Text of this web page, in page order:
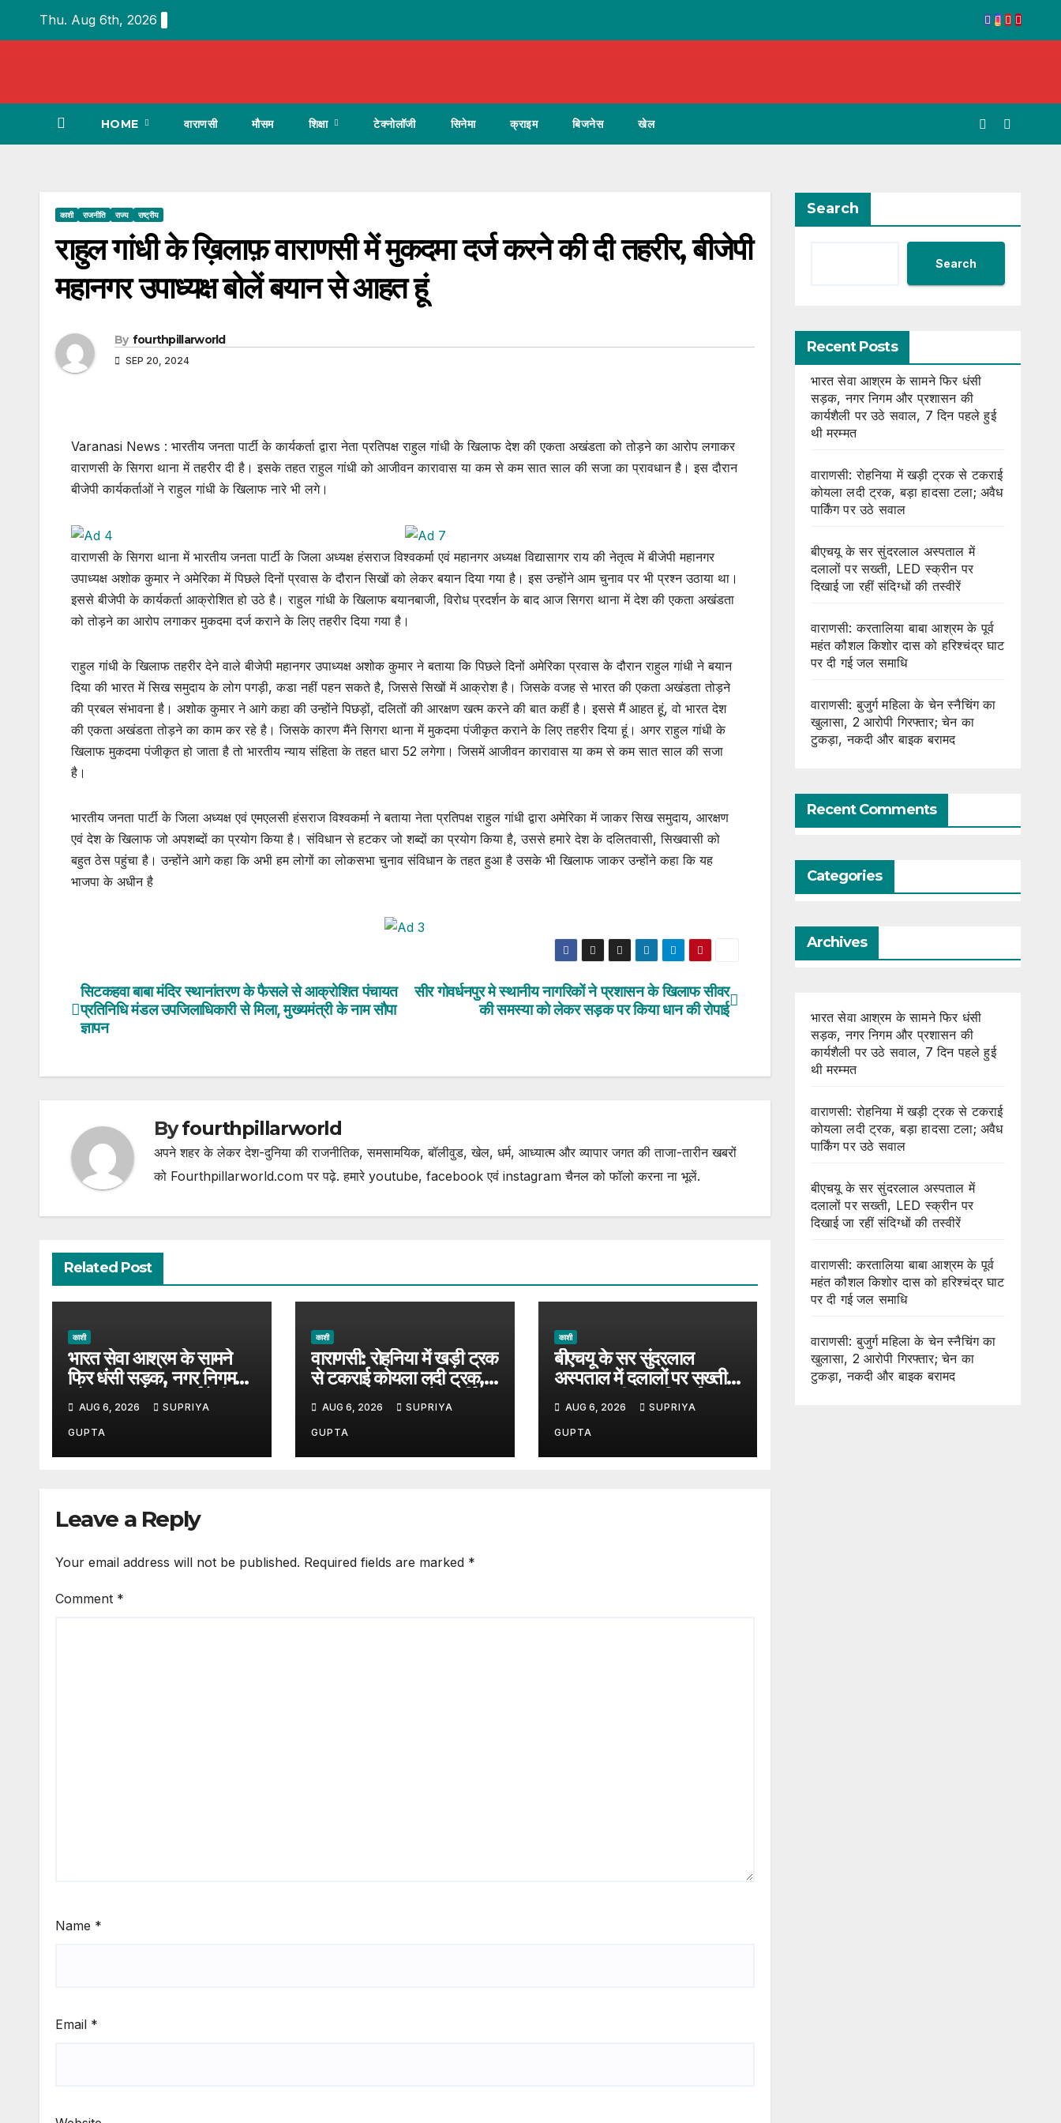
Thu. Aug 6th, 2026
HOME वाराणसी मौसम शिक्षा टेक्नोलॉजी सिनेमा क्राइम बिजनेस खेल
काशी राजनीति राज्य राष्ट्रीय
राहुल गांधी के ख़िलाफ़ वाराणसी में मुकदमा दर्ज करने की दी तहरीर, बीजेपी
महानगर उपाध्यक्ष बोलें बयान से आहत हूं
By fourthpillarworld
SEP 20, 2024
Varanasi News : भारतीय जनता पार्टी के कार्यकर्ता द्वारा नेता प्रतिपक्ष राहुल गांधी के खिलाफ देश की एकता अखंडता को तोड़ने का आरोप लगाकर
वाराणसी के सिगरा थाना में तहरीर दी है। इसके तहत राहुल गांधी को आजीवन कारावास या कम से कम सात साल की सजा का प्रावधान है। इस दौरान
बीजेपी कार्यकर्ताओं ने राहुल गांधी के खिलाफ नारे भी लगे।
वाराणसी के सिगरा थाना में भारतीय जनता पार्टी के जिला अध्यक्ष हंसराज विश्वकर्मा एवं महानगर अध्यक्ष विद्यासागर राय की नेतृत्व में बीजेपी महानगर
उपाध्यक्ष अशोक कुमार ने अमेरिका में पिछले दिनों प्रवास के दौरान सिखों को लेकर बयान दिया गया है। इस उन्होंने आम चुनाव पर भी प्रश्न उठाया था।
इससे बीजेपी के कार्यकर्ता आक्रोशित हो उठे है। राहुल गांधी के खिलाफ बयानबाजी, विरोध प्रदर्शन के बाद आज सिगरा थाना में देश की एकता अखंडता
को तोड़ने का आरोप लगाकर मुकदमा दर्ज कराने के लिए तहरीर दिया गया है।
राहुल गांधी के खिलाफ तहरीर देने वाले बीजेपी महानगर उपाध्यक्ष अशोक कुमार ने बताया कि पिछले दिनों अमेरिका प्रवास के दौरान राहुल गांधी ने बयान
दिया की भारत में सिख समुदाय के लोग पगड़ी, कडा नहीं पहन सकते है, जिससे सिखों में आक्रोश है। जिसके वजह से भारत की एकता अखंडता तोड़ने
की प्रबल संभावना है। अशोक कुमार ने आगे कहा की उन्होंने पिछड़ों, दलितों की आरक्षण खत्म करने की बात कहीं है। इससे मैं आहत हूं, वो भारत देश
की एकता अखंडता तोड़ने का काम कर रहे है। जिसके कारण मैंने सिगरा थाना में मुकदमा पंजीकृत कराने के लिए तहरीर दिया हूं। अगर राहुल गांधी के
खिलाफ मुकदमा पंजीकृत हो जाता है तो भारतीय न्याय संहिता के तहत धारा 52 लगेगा। जिसमें आजीवन कारावास या कम से कम सात साल की सजा
है।
भारतीय जनता पार्टी के जिला अध्यक्ष एवं एमएलसी हंसराज विश्वकर्मा ने बताया नेता प्रतिपक्ष राहुल गांधी द्वारा अमेरिका में जाकर सिख समुदाय, आरक्षण
एवं देश के खिलाफ जो अपशब्दों का प्रयोग किया है। संविधान से हटकर जो शब्दों का प्रयोग किया है, उससे हमारे देश के दलितवासी, सिखवासी को
बहुत ठेस पहुंचा है। उन्होंने आगे कहा कि अभी हम लोगों का लोकसभा चुनाव संविधान के तहत हुआ है उसके भी खिलाफ जाकर उन्होंने कहा कि यह
भाजपा के अधीन है
Post
navigation
सीर गोवर्धनपुर मे स्थानीय नागरिकों ने प्रशासन के खिलाफ सीवर
की समस्या को लेकर सड़क पर किया धान की रोपाई
सिटकहवा बाबा मंदिर स्थानांतरण के फैसले से आक्रोशित पंचायत
प्रतिनिधि मंडल उपजिलाधिकारी से मिला, मुख्यमंत्री के नाम सौपा
ज्ञापन
Byfourthpillarworld
अपने शहर के लेकर देश-दुनिया की राजनीतिक, समसामयिक, बॉलीवुड, खेल, धर्म, आध्यात्म और व्यापार जगत की ताजा-तारीन खबरों
को Fourthpillarworld.com पर पढ़े. हमारे youtube, facebook एवं instagram चैनल को फॉलो करना ना भूलें.
Related Post
काशी
भारत सेवा आश्रम के सामने
फिर धंसी सड़क, नगर निगम
उठे सवाल, 7 दिन पहले हुई थी
मरम्मत
AUG 6, 2026 SUPRIYA
GUPTA
काशी
वाराणसी: रोहनिया में खड़ी ट्रक
से टकराई कोयला लदी ट्रक,
पर उठे सवाल
AUG 6, 2026 SUPRIYA
GUPTA
काशी
बीएचयू के सर सुंदरलाल
अस्पताल में दलालों पर सख्ती,
रहीं संदिग्धों की तस्वीरें
AUG 6, 2026 SUPRIYA
GUPTA
Leave a Reply
Your email address will not be published. Required fields are marked *
Comment *
Name *
Email *
Search
Search
Recent Posts
भारत सेवा आश्रम के सामने फिर धंसी
सड़क, नगर निगम और प्रशासन की
कार्यशैली पर उठे सवाल, 7 दिन पहले हुई
थी मरम्मत
वाराणसी: रोहनिया में खड़ी ट्रक से टकराई
कोयला लदी ट्रक, बड़ा हादसा टला; अवैध
पार्किंग पर उठे सवाल
बीएचयू के सर सुंदरलाल अस्पताल में
दलालों पर सख्ती, LED स्क्रीन पर
दिखाई जा रहीं संदिग्धों की तस्वीरें
वाराणसी: करतालिया बाबा आश्रम के पूर्व
महंत कौशल किशोर दास को हरिश्चंद्र घाट
पर दी गई जल समाधि
वाराणसी: बुजुर्ग महिला के चेन स्नैचिंग का
खुलासा, 2 आरोपी गिरफ्तार; चेन का
टुकड़ा, नकदी और बाइक बरामद
Recent Comments
Categories
Archives
भारत सेवा आश्रम के सामने फिर धंसी
सड़क, नगर निगम और प्रशासन की
कार्यशैली पर उठे सवाल, 7 दिन पहले हुई
थी मरम्मत
वाराणसी: रोहनिया में खड़ी ट्रक से टकराई
कोयला लदी ट्रक, बड़ा हादसा टला; अवैध
पार्किंग पर उठे सवाल
बीएचयू के सर सुंदरलाल अस्पताल में
दलालों पर सख्ती, LED स्क्रीन पर
दिखाई जा रहीं संदिग्धों की तस्वीरें
वाराणसी: करतालिया बाबा आश्रम के पूर्व
महंत कौशल किशोर दास को हरिश्चंद्र घाट
पर दी गई जल समाधि
वाराणसी: बुजुर्ग महिला के चेन स्नैचिंग का
खुलासा, 2 आरोपी गिरफ्तार; चेन का
टुकड़ा, नकदी और बाइक बरामद